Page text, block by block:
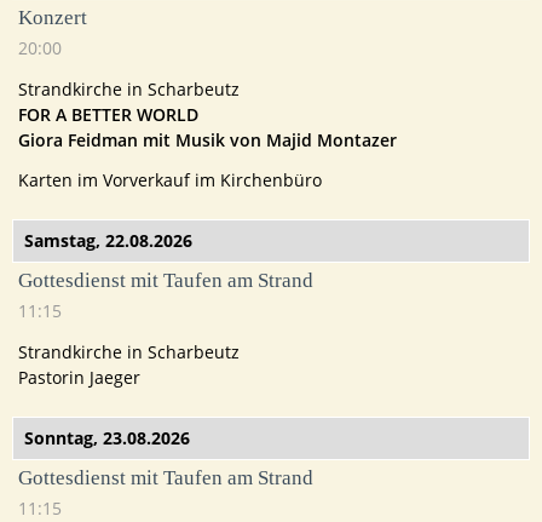
Konzert
20:00
Strandkirche in Scharbeutz
FOR A BETTER WORLD
Giora Feidman mit Musik von Majid Montazer
Karten im Vorverkauf im Kirchenbüro
Samstag, 22.08.2026
Gottesdienst mit Taufen am Strand
11:15
Strandkirche in Scharbeutz
Pastorin Jaeger
Sonntag, 23.08.2026
Gottesdienst mit Taufen am Strand
11:15